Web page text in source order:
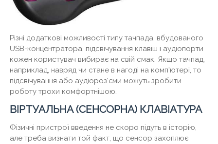
Різні додаткові можливості типу тачпада, вбудованого
USB-концентратора, підсвічування клавіш і аудіопорти
кожен користувач вибирає на свій смак. Якщо тачпад,
наприклад, навряд чи стане в нагоді на комп'ютері, то
підсвічування або аудіороз'єми можуть зробити
роботу трохи комфортнішою.
ВІРТУАЛЬНА (СЕНСОРНА) КЛАВІАТУРА
Фізичні пристрої введення не скоро підуть в історію,
але треба визнати той факт, що сенсор захоплює